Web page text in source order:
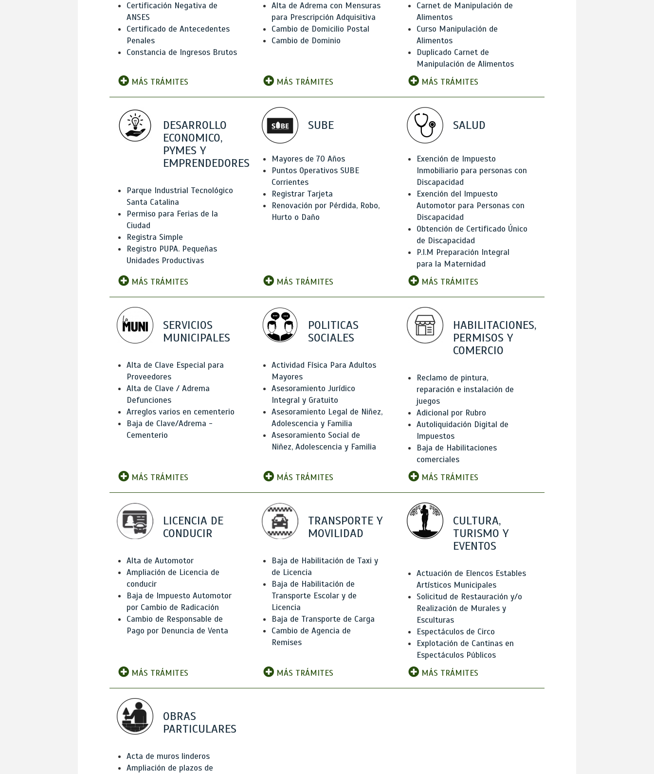
Certificación Negativa de
ANSES
Certificado de Antecedentes
Penales
Constancia de Ingresos Brutos
MÁS TRÁMITES
Alta de Adrema con Mensuras
para Prescripción Adquisitiva
Cambio de Domicilio Postal
Cambio de Dominio
MÁS TRÁMITES
Carnet de Manipulación de
Alimentos
Curso Manipulación de
Alimentos
Duplicado Carnet de
Manipulación de Alimentos
MÁS TRÁMITES
DESARROLLO
ECONOMICO,
PYMES Y
EMPRENDEDORES
Parque Industrial Tecnológico
Santa Catalina
Permiso para Ferias de la
Ciudad
Registra Simple
Registro PUPA. Pequeñas
Unidades Productivas
MÁS TRÁMITES
SUBE
Mayores de 70 Años
Puntos Operativos SUBE
Corrientes
Registrar Tarjeta
Renovación por Pérdida, Robo,
Hurto o Daño
MÁS TRÁMITES
SALUD
Exención de Impuesto
Inmobiliario para personas con
Discapacidad
Exención del Impuesto
Automotor para Personas con
Discapacidad
Obtención de Certificado Único
de Discapacidad
P.I.M Preparación Integral
para la Maternidad
MÁS TRÁMITES
SERVICIOS
MUNICIPALES
Alta de Clave Especial para
Proveedores
Alta de Clave / Adrema
Defunciones
Arreglos varios en cementerio
Baja de Clave/Adrema -
Cementerio
MÁS TRÁMITES
POLITICAS
SOCIALES
Actividad Física Para Adultos
Mayores
Asesoramiento Jurídico
Integral y Gratuito
Asesoramiento Legal de Niñez,
Adolescencia y Familia
Asesoramiento Social de
Niñez, Adolescencia y Familia
MÁS TRÁMITES
HABILITACIONES,
PERMISOS Y
COMERCIO
Reclamo de pintura,
reparación e instalación de
juegos
Adicional por Rubro
Autoliquidación Digital de
Impuestos
Baja de Habilitaciones
comerciales
MÁS TRÁMITES
LICENCIA DE
CONDUCIR
Alta de Automotor
Ampliación de Licencia de
conducir
Baja de Impuesto Automotor
por Cambio de Radicación
Cambio de Responsable de
Pago por Denuncia de Venta
MÁS TRÁMITES
TRANSPORTE Y
MOVILIDAD
Baja de Habilitación de Taxi y
de Licencia
Baja de Habilitación de
Transporte Escolar y de
Licencia
Baja de Transporte de Carga
Cambio de Agencia de
Remises
MÁS TRÁMITES
CULTURA,
TURISMO Y
EVENTOS
Actuación de Elencos Estables
Artísticos Municipales
Solicitud de Restauración y/o
Realización de Murales y
Esculturas
Espectáculos de Circo
Explotación de Cantinas en
Espectáculos Públicos
MÁS TRÁMITES
OBRAS
PARTICULARES
Acta de muros linderos
Ampliación de plazos de